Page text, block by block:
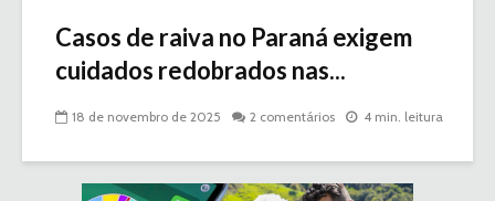
Casos de raiva no Paraná exigem
cuidados redobrados nas...
18 de novembro de 2025 2 comentários 4 min. leitura